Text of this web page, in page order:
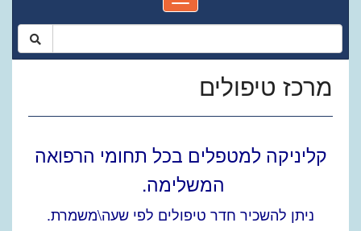
מרכז טיפולים
קליניקה למטפלים בכל תחומי הרפואה
המשלימה.
ניתן להשכיר חדר טיפולים לפי שעה\משמרת.